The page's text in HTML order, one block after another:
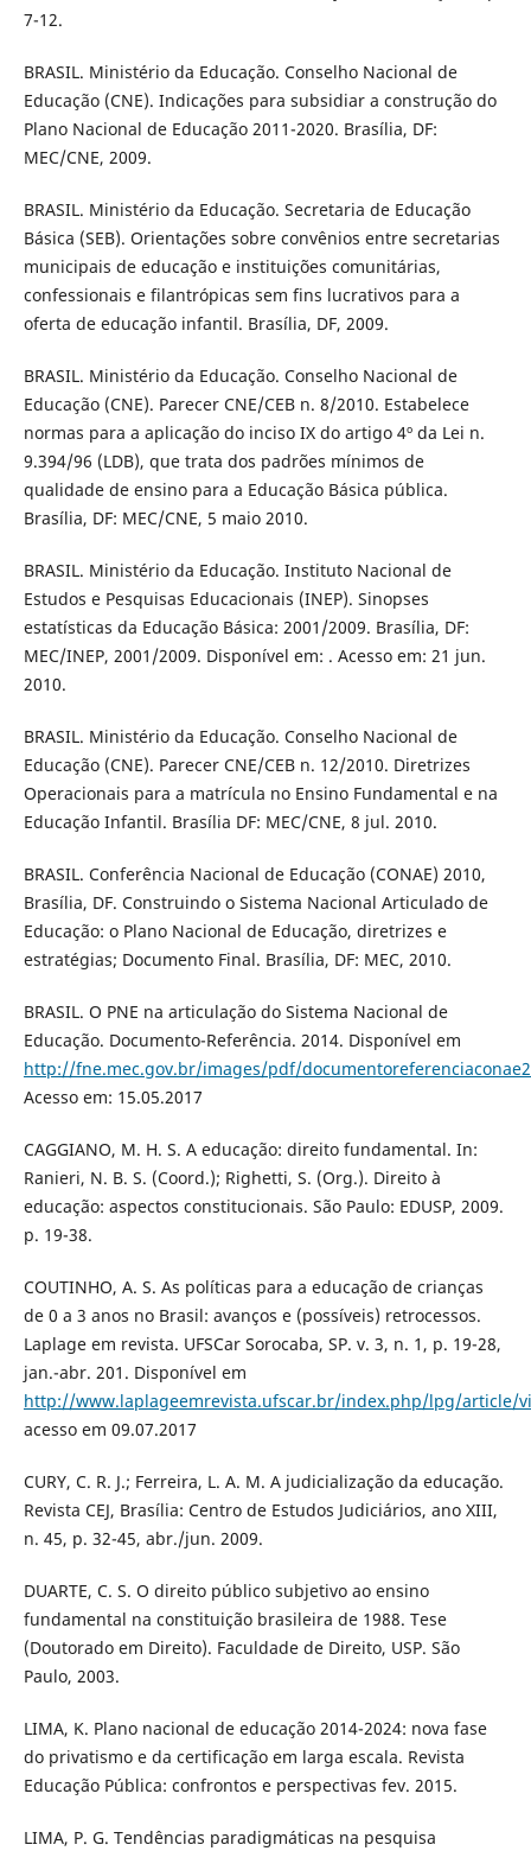
7-12.
BRASIL. Ministério da Educação. Conselho Nacional de
Educação (CNE). Indicações para subsidiar a construção do
Plano Nacional de Educação 2011-2020. Brasília, DF:
MEC/CNE, 2009.
BRASIL. Ministério da Educação. Secretaria de Educação
Básica (SEB). Orientações sobre convênios entre secretarias
municipais de educação e instituições comunitárias,
confessionais e filantrópicas sem fins lucrativos para a
oferta de educação infantil. Brasília, DF, 2009.
BRASIL. Ministério da Educação. Conselho Nacional de
Educação (CNE). Parecer CNE/CEB n. 8/2010. Estabelece
normas para a aplicação do inciso IX do artigo 4º da Lei n.
9.394/96 (LDB), que trata dos padrões mínimos de
qualidade de ensino para a Educação Básica pública.
Brasília, DF: MEC/CNE, 5 maio 2010.
BRASIL. Ministério da Educação. Instituto Nacional de
Estudos e Pesquisas Educacionais (INEP). Sinopses
estatísticas da Educação Básica: 2001/2009. Brasília, DF:
MEC/INEP, 2001/2009. Disponível em: . Acesso em: 21 jun.
2010.
BRASIL. Ministério da Educação. Conselho Nacional de
Educação (CNE). Parecer CNE/CEB n. 12/2010. Diretrizes
Operacionais para a matrícula no Ensino Fundamental e na
Educação Infantil. Brasília DF: MEC/CNE, 8 jul. 2010.
BRASIL. Conferência Nacional de Educação (CONAE) 2010,
Brasília, DF. Construindo o Sistema Nacional Articulado de
Educação: o Plano Nacional de Educação, diretrizes e
estratégias; Documento Final. Brasília, DF: MEC, 2010.
BRASIL. O PNE na articulação do Sistema Nacional de
Educação. Documento-Referência. 2014. Disponível em
http://fne.mec.gov.br/images/pdf/
Acesso em: 15.05.2017
CAGGIANO, M. H. S. A educação: direito fundamental. In:
Ranieri, N. B. S. (Coord.); Righetti, S. (Org.). Direito à
educação: aspectos constitucionais. São Paulo: EDUSP, 2009.
p. 19-38.
COUTINHO, A. S. As políticas para a educação de crianças
de 0 a 3 anos no Brasil: avanços e (possíveis) retrocessos.
Laplage em revista. UFSCar Sorocaba, SP. v. 3, n. 1, p. 19-28,
jan.-abr. 201. Disponível em
http://www.laplageemrevista.ufscar.br/index.php/lpg/article/
acesso em 09.07.2017
CURY, C. R. J.; Ferreira, L. A. M. A judicialização da educação.
Revista CEJ, Brasília: Centro de Estudos Judiciários, ano XIII,
n. 45, p. 32-45, abr./jun. 2009.
DUARTE, C. S. O direito público subjetivo ao ensino
fundamental na constituição brasileira de 1988. Tese
(Doutorado em Direito). Faculdade de Direito, USP. São
Paulo, 2003.
LIMA, K. Plano nacional de educação 2014-2024: nova fase
do privatismo e da certificação em larga escala. Revista
Educação Pública: confrontos e perspectivas fev. 2015.
LIMA, P. G. Tendências paradigmáticas na pesquisa